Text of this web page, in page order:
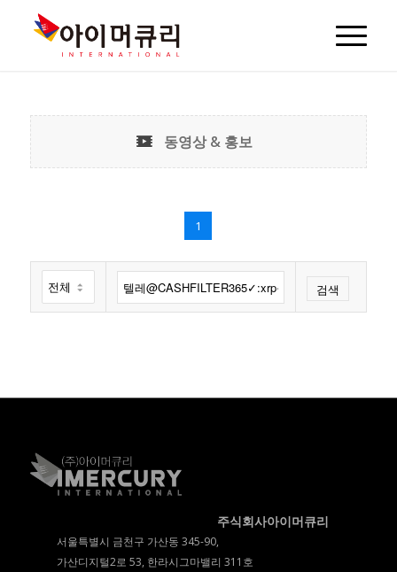
동영상 & 홍보
1
검색
주식회사아이머큐리
서울특별시 금천구 가산동 345-90,
가산디지털2로 53, 한라시그마밸리 311호